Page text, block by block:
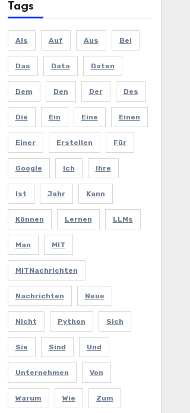
Tags
Als Auf Aus Bei
Das Data Daten
Dem Den Der Des
Die Ein Eine Einen
Einer Erstellen Für
Google Ich Ihre
Ist Jahr Kann
Können Lernen LLMs
Man MIT
MITNachrichten
Nachrichten Neue
Nicht Python Sich
Sie Sind Und
Unternehmen Von
Warum Wie Zum